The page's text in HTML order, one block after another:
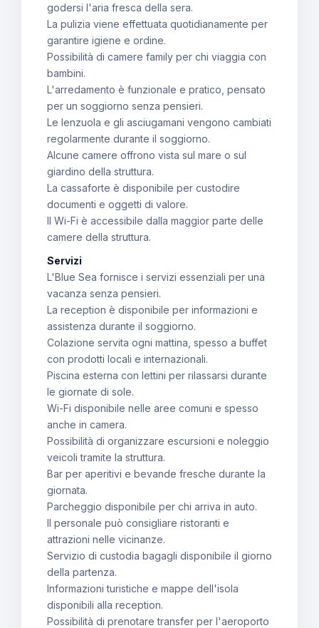
godersi l'aria fresca della sera.
La pulizia viene effettuata quotidianamente per
garantire igiene e ordine.
Possibilità di camere family per chi viaggia con
bambini.
L'arredamento è funzionale e pratico, pensato
per un soggiorno senza pensieri.
Le lenzuola e gli asciugamani vengono cambiati
regolarmente durante il soggiorno.
Alcune camere offrono vista sul mare o sul
giardino della struttura.
La cassaforte è disponibile per custodire
documenti e oggetti di valore.
Il Wi-Fi è accessibile dalla maggior parte delle
camere della struttura.
Servizi
L'Blue Sea fornisce i servizi essenziali per una
vacanza senza pensieri.
La reception è disponibile per informazioni e
assistenza durante il soggiorno.
Colazione servita ogni mattina, spesso a buffet
con prodotti locali e internazionali.
Piscina esterna con lettini per rilassarsi durante
le giornate di sole.
Wi-Fi disponibile nelle aree comuni e spesso
anche in camera.
Possibilità di organizzare escursioni e noleggio
veicoli tramite la struttura.
Bar per aperitivi e bevande fresche durante la
giornata.
Parcheggio disponibile per chi arriva in auto.
Il personale può consigliare ristoranti e
attrazioni nelle vicinanze.
Servizio di custodia bagagli disponibile il giorno
della partenza.
Informazioni turistiche e mappe dell'isola
disponibili alla reception.
Possibilità di prenotare transfer per l'aeroporto